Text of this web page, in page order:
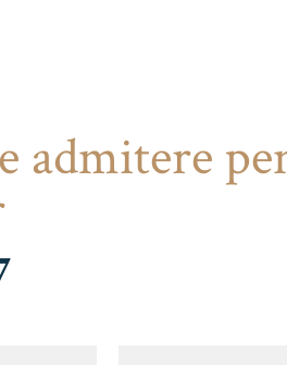
admitere